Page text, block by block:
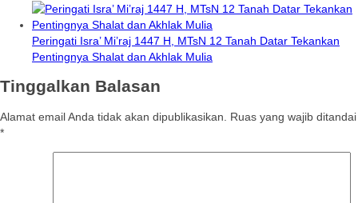
Peringati Isra’ Mi’raj 1447 H, MTsN 12 Tanah Datar Tekankan
Pentingnya Shalat dan Akhlak Mulia
Tinggalkan Balasan
Alamat email Anda tidak akan dipublikasikan. Ruas yang wajib ditandai
*